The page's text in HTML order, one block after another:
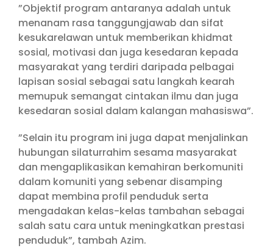
”Objektif program antaranya adalah untuk
menanam rasa tanggungjawab dan sifat
kesukarelawan untuk memberikan khidmat
sosial, motivasi dan juga kesedaran kepada
masyarakat yang terdiri daripada pelbagai
lapisan sosial sebagai satu langkah kearah
memupuk semangat cintakan ilmu dan juga
kesedaran sosial dalam kalangan mahasiswa”.
”Selain itu program ini juga dapat menjalinkan
hubungan silaturrahim sesama masyarakat
dan mengaplikasikan kemahiran berkomuniti
dalam komuniti yang sebenar disamping
dapat membina profil penduduk serta
mengadakan kelas-kelas tambahan sebagai
salah satu cara untuk meningkatkan prestasi
penduduk”, tambah Azim.